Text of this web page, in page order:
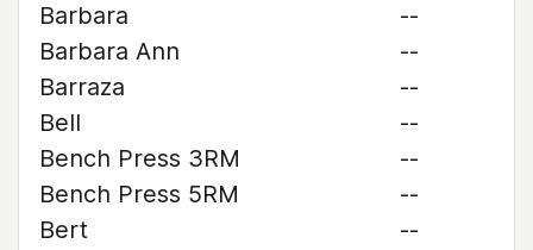
Barbara
--
Barbara Ann
--
Barraza
--
Bell
--
Bench Press 3RM
--
Bench Press 5RM
--
Bert
--